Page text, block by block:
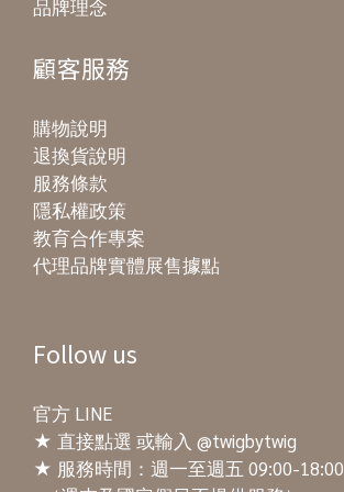
品牌理念
顧客服務
購物說明
退換貨說明
服務條款
隱私權政策
教育合作專案
代理品牌實體展售據點
Follow us
官方 LINE
★ 直接點選 或輸入 @twigbytwig
★ 服務時間：週一至週五 09:00-18:00